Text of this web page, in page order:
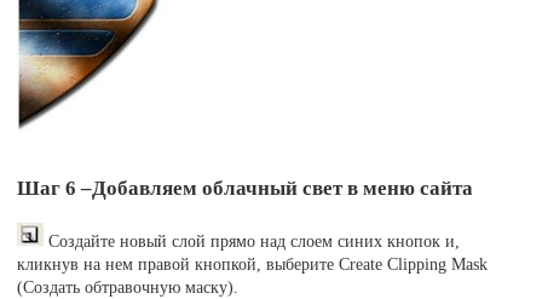
Шаг 6 –Добавляем облачный свет в меню сайта
Создайте новый слой прямо над слоем синих кнопок и,
кликнув на нем правой кнопкой, выберите Create Clipping Mask
(Создать обтравочную маску).